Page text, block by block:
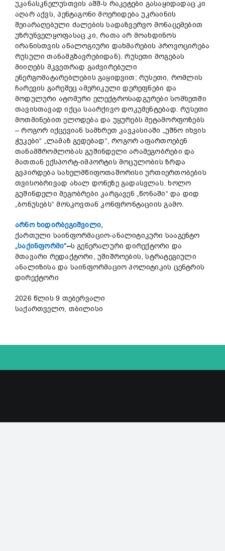
უკანასკნელუსთვის აშშ-ს რაკეტები გასაყიდადაც კი
აღარ აქვს, პენტაგონი მოერიდება უკრაინის
შეიარაღებული ძალების სადაზვერვო მონაცემებით
უზრუნველყოფასაც კი, რათა არ მოახდინოს
ირანისთვის ანალოგიური დახმარების პროვოცირება
რუსული თანამგზავრებიდან). რუსეთი მოგებას
მიიღებს მკვეთრად გაძვირებული
ენერგომატარებლების გაყიდვით; რუსეთი, რომლის
ჩარევის გარეშეც ამერიკული დერეფნები და
მოდულური ატომური ელექტროსადგურები სომხეთში
თავისთავად იქცა საარქივო დოკუმენტებად. რუსეთი
მოთმინებით ელოდება და უყურებს მეტამორფოზებს
– როგორ იქცევიან სამხრეთ კავკასიაში „უშნო იხვის
ჭუკები“ „ლამაზ გედებად“, როგორ აფართოებენ
თანამშრომლობას გუშინდელი არამეგობრები და
მათთან ექსპორტ-იმპორტის მოცულობის ზრდა
გვპირდება სახელმწიფოთაშორისი ურთიერთობების
თვისობრივად ახალ დონეზე გადასვლას. ხოლო
გუშინდელი მეგობრები კარგავენ „წონაში“ და დიდ
„ბონუსებს“ მოსკოვთან კონფრონტაციის გამო.
არნო ხიდირბეგიშვილი,
ქართული საინფორმაციო-ანალიტიკური სააგენტო
„საქინფორმი“–ს გენერალური დირექტორი და
მთავარი რედაქტორი, უშიშროების, სტრატეგიული
ანალიზისა და საინფორმაციო პოლიტიკის ცენტრის
დირექტორი
2026 წლის 9 თებერვალი
საქართველო, თბილისი